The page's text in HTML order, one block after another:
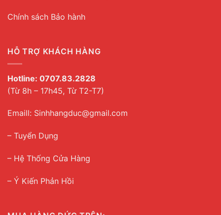
Chính sách Bảo hành
HỖ TRỢ KHÁCH HÀNG
Hotline: 0707.83.2828
(Từ 8h – 17h45, Từ T2-T7)
Emaill: Sinhhangduc@gmail.com
– Tuyển Dụng
– Hệ Thống Cửa Hàng
– Ý Kiến Phản Hồi